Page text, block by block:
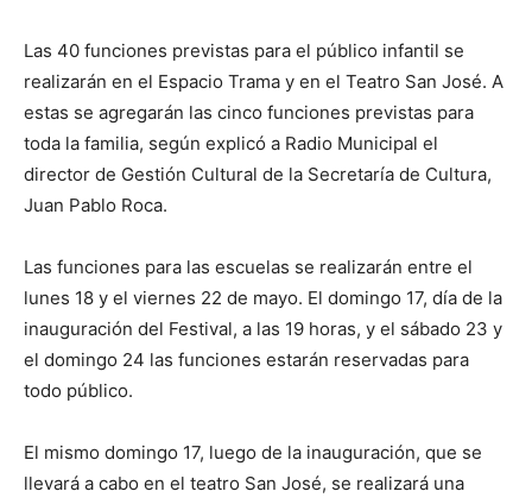
Las 40 funciones previstas para el público infantil se
realizarán en el Espacio Trama y en el Teatro San José. A
estas se agregarán las cinco funciones previstas para
toda la familia, según explicó a Radio Municipal el
director de Gestión Cultural de la Secretaría de Cultura,
Juan Pablo Roca.
Las funciones para las escuelas se realizarán entre el
lunes 18 y el viernes 22 de mayo. El domingo 17, día de la
inauguración del Festival, a las 19 horas, y el sábado 23 y
el domingo 24 las funciones estarán reservadas para
todo público.
El mismo domingo 17, luego de la inauguración, que se
llevará a cabo en el teatro San José, se realizará una